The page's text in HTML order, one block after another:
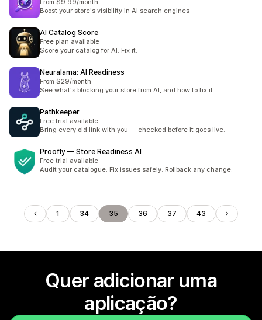
From $9.99/month
Boost your store's visibility in AI search engines
AI Catalog Score
Free plan available
Score your catalog for AI. Fix it.
Neuralama: AI Readiness
From $29/month
See what's blocking your store from AI, and how to fix it.
Pathkeeper
Free trial available
Bring every old link with you — checked before it goes live.
Proofly — Store Readiness AI
Free trial available
Audit your catalogue. Fix issues safely. Rollback any change.
1 34 35 36 37 43
Quer adicionar uma
aplicação?